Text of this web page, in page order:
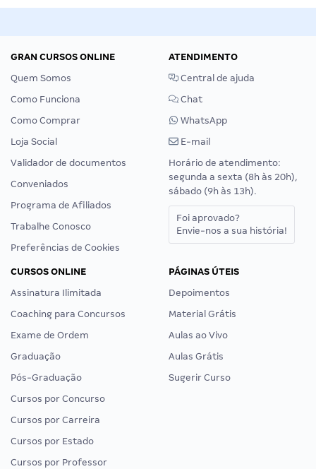
GRAN CURSOS ONLINE
Quem Somos
Como Funciona
Como Comprar
Loja Social
Validador de documentos
Conveniados
Programa de Afiliados
Trabalhe Conosco
Preferências de Cookies
ATENDIMENTO
Central de ajuda
Chat
WhatsApp
E-mail
Horário de atendimento:
segunda a sexta (8h às 20h),
sábado (9h às 13h).
Foi aprovado?
Envie-nos a sua história!
CURSOS ONLINE
Assinatura Ilimitada
Coaching para Concursos
Exame de Ordem
Graduação
Pós-Graduação
Cursos por Concurso
Cursos por Carreira
Cursos por Estado
Cursos por Professor
PÁGINAS ÚTEIS
Depoimentos
Material Grátis
Aulas ao Vivo
Aulas Grátis
Sugerir Curso